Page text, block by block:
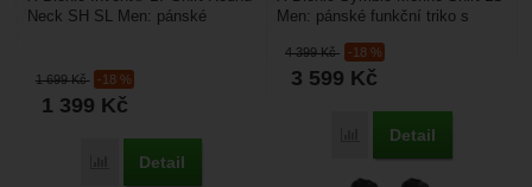
1 699Kč -18 %
1 399 Kč
Přidat 'X-Bionic Invent® LT Shirt Round Neck SH SL Men'
Detail
Neck SH SL Men: pánské
4 399Kč -18 %
3 599 Kč
Přidat 'X-Bionic
Detail
Men: pánské funkční triko s
zimní sporty....